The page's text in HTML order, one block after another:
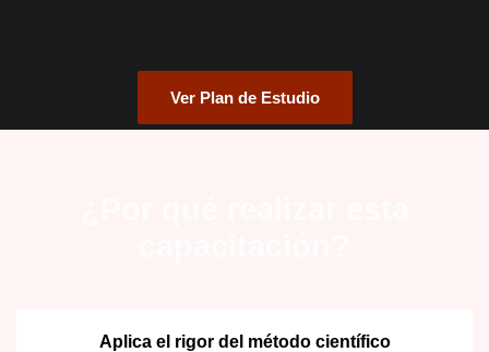
Ver Plan de Estudio
Aplica el rigor del método científico